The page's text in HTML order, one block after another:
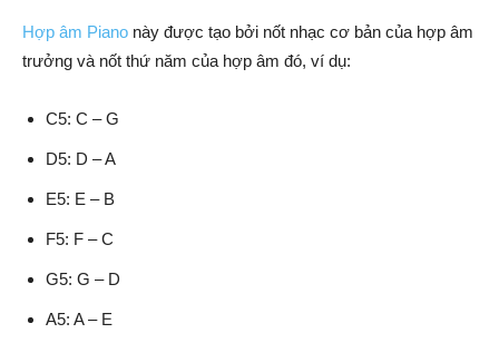
Hợp âm Piano này được tạo bởi nốt nhạc cơ bản của hợp âm
trưởng và nốt thứ năm của hợp âm đó, ví dụ:
C5: C – G
D5: D – A
E5: E – B
F5: F – C
G5: G – D
A5: A – E